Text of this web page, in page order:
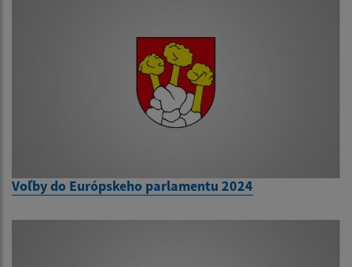
Voľby do Európskeho parlamentu 2024